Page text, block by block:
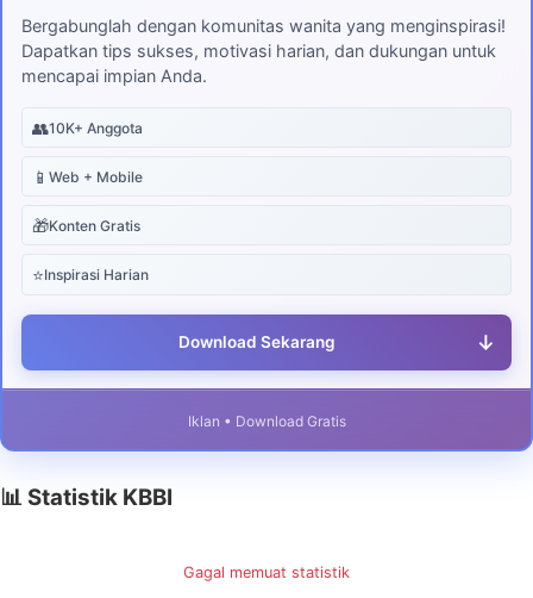
Bergabunglah dengan komunitas wanita yang menginspirasi!
Dapatkan tips sukses, motivasi harian, dan dukungan untuk
mencapai impian Anda.
👥10K+ Anggota
📱 Web + Mobile
🎁Konten Gratis
⭐Inspirasi Harian
Download Sekarang ↓
Iklan • Download Gratis
📊 Statistik KBBI
Gagal memuat statistik